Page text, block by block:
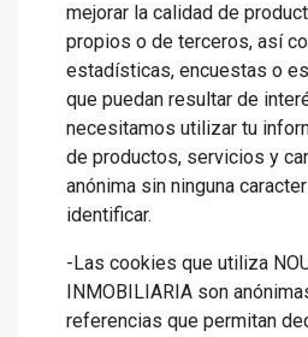
mejorar la calidad de
propios o de terceros, así
estadísticas, encuestas o
que puedan resultar de
necesitamos utilizar tu
de productos, servicios y
anónima sin ninguna
identificar.
-Las cookies que utiliza
INMOBILIARIA son
referencias que permitan